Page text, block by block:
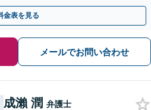
能】
金表を見る
メールでお問い合わせ
成瀨 潤 弁護士